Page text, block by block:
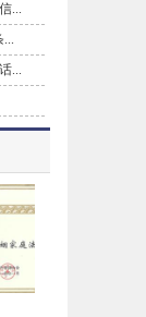
...
...
...